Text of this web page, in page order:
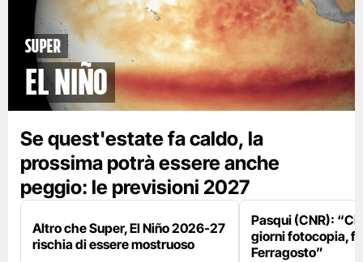
Super
El Niño
Se quest'estate fa caldo, la
prossima potrà essere anche
peggio: le previsioni 2027
Altro che Super, El Niño 2026-27
rischia di essere mostruoso
Pasqui (CNR):
giorni fotocopia,
Ferragosto”